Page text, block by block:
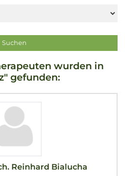
wurden in
gefunden:
Reinhard Bialucha